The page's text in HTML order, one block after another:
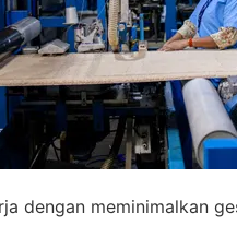
dengan meminimalkan